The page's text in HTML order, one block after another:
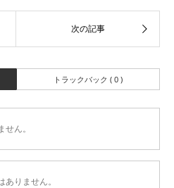
トラックバック ( 0 )
ん。
りません。